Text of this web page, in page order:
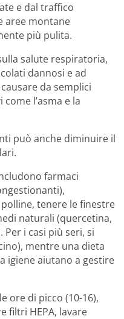
e dal traffico
aree montane
più pulita.
salute respiratoria,
dannosi e ad
da semplici
l’asma e la
può anche diminuire il
farmaci
tenere le finestre
naturali (quercetina,
i casi più seri, si
mentre una dieta
igiene aiutano a gestire
ore di picco (10-16),
filtri HEPA, lavare